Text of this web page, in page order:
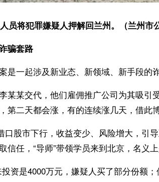
员将犯罪嫌疑人押解回兰州。（兰州市
骗套路
是一起涉及新业态、新领域、新手段的
某某交代，他们雇佣推广公司为其吸引
第二天都会涨，有的连续涨几天，借此
口股市下行，收益变少、风险增大，引
信任，“导师”带领学员来到北京，名义
资是4000万元，嫌疑人买了部分份额